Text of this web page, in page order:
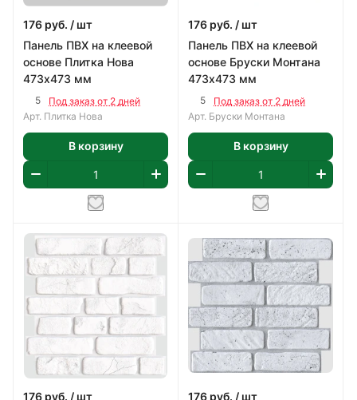
176 руб. / шт
Панель ПВХ на клеевой
основе Плитка Нова
473х473 мм
5
Под заказ от 2 дней
Арт. Плитка Нова
В корзину
176 руб. / шт
Панель ПВХ на клеевой
основе Бруски Монтана
473х473 мм
5
Под заказ от 2 дней
Арт. Бруски Монтана
В корзину
176 руб. / шт
176 руб. / шт